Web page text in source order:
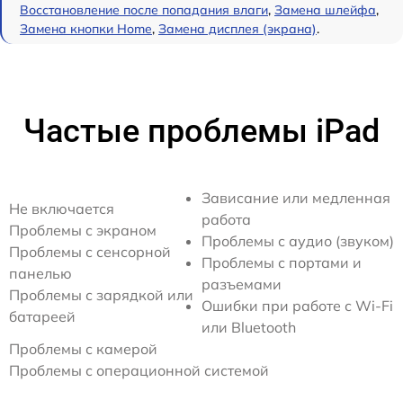
Восстановление после попадания влаги, Замена шлейфа,
Замена кнопки Home, Замена дисплея (экрана).
Частые проблемы iPad
Не включается
Проблемы с экраном
Проблемы с сенсорной
панелью
Проблемы с зарядкой или
батареей
Зависание или медленная
работа
Проблемы с аудио (звуком)
Проблемы с портами и
разъемами
Ошибки при работе с Wi-Fi
или Bluetooth
Проблемы с камерой
Проблемы с операционной системой